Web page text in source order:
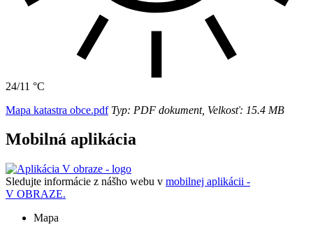
24/11 °C
Mapa katastra obce.pdfTyp: PDF dokument, Velkosť: 15.4 MB
Mobilná aplikácia
Sledujte informácie z nášho webu v mobilnej aplikácii -
V OBRAZE.
Mapa